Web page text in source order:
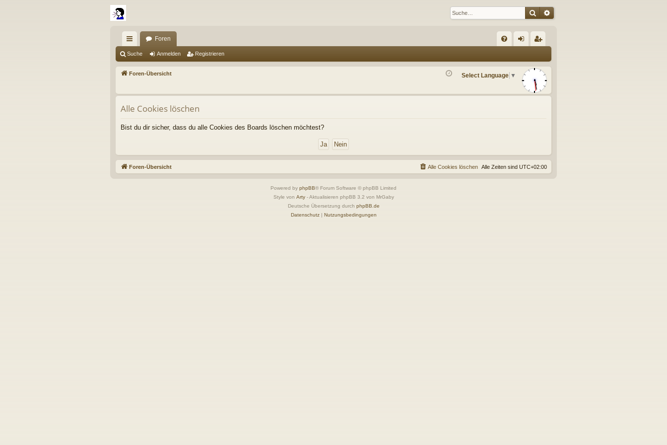
SucheErweiterte Suche
ch
ne
riff
Foren
Q m
el
ist
rie
Suche Anmelden Registrieren
Foren-Übersicht Select Language ▼
Alle Cookies löschen
Bist du dir sicher, dass du alle Cookies des Boards löschen möchtest?
Foren-Übersicht Alle Zeiten sind UTC+02:00
Alle Cookies löschen
Powered by phpBB® Forum Software © phpBB Limited
Style von Arty- Aktualisieren phpBB 3.2 von MrGaby
Deutsche Übersetzung durch phpBB.de
Datenschutz| Nutzungsbedingungen